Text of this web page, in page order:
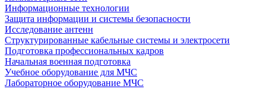
Информационные технологии
Защита информации и системы безопасности
Исследование антенн
Структурированные кабельные системы и электросети
Подготовка профессиональных кадров
Начальная военная подготовка
Учебное оборудование для МЧС
Лабораторное оборудование МЧС